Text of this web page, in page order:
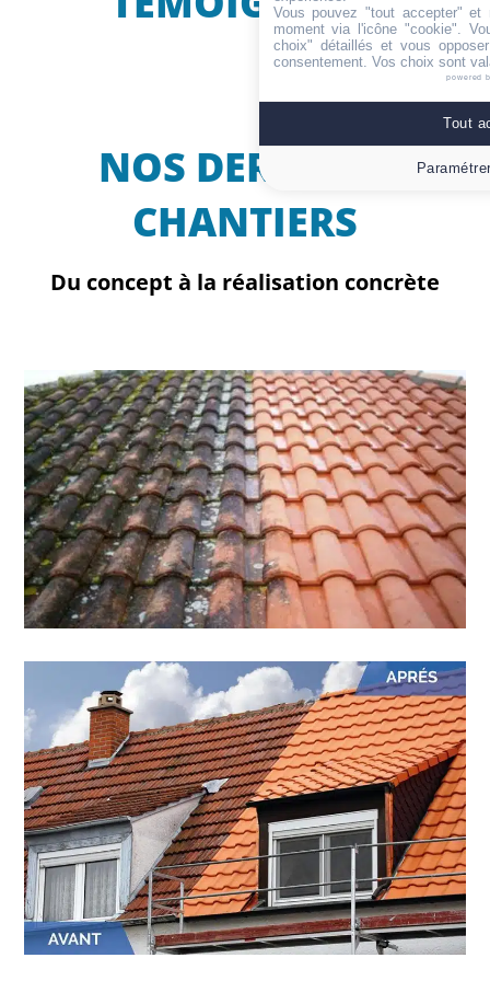
NOS DERNIERS
CHANTIERS
Du concept à la réalisation concrète
Vous pouvez "tout accepter" et
moment via l'icône "cookie" .
choix" détaillés et vous
consentement. Vos choix sont
powered
Tout